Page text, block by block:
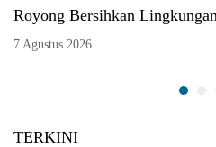
Royong Bersihkan
7 Agustus 2026
TERKINI